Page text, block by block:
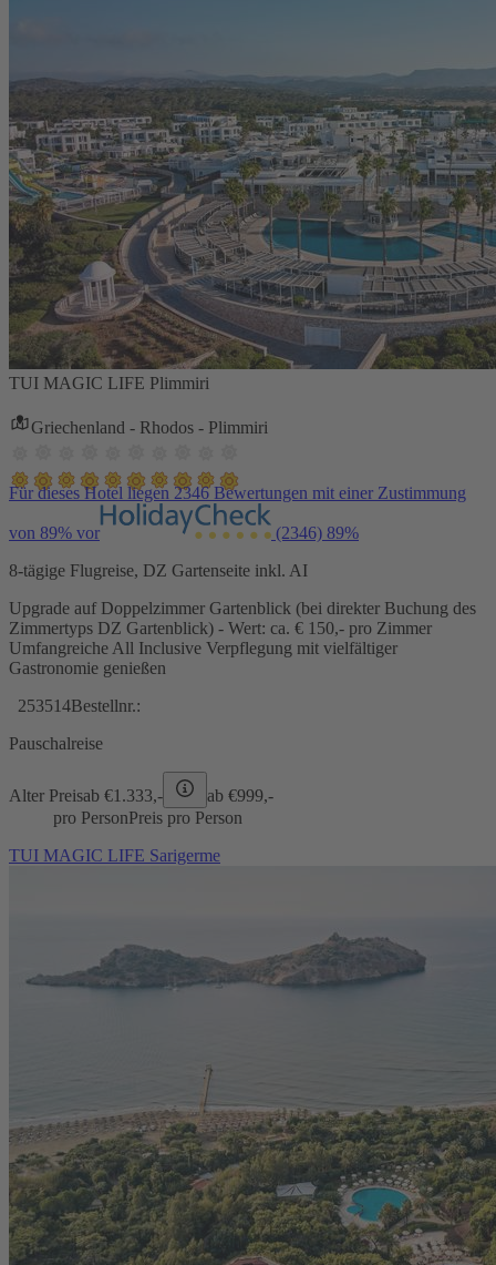
TUI MAGIC LIFE Plimmiri
Griechenland - Rhodos - Plimmiri
Für dieses Hotel liegen 2346 Bewertungen mit einer Zustimmung
von 89% vor (2346) 89%
8-tägige Flugreise, DZ Gartenseite inkl. AI
Upgrade auf Doppelzimmer Gartenblick (bei direkter Buchung des
Zimmertyps DZ Gartenblick) - Wert: ca. € 150,- pro Zimmer
Umfangreiche All Inclusive Verpflegung mit vielfältiger
Gastronomie genießen
253514Bestellnr.:
Pauschalreise
Alter Preisab €1.333,- ab €999,-
pro PersonPreis pro Person
TUI MAGIC LIFE Sarigerme